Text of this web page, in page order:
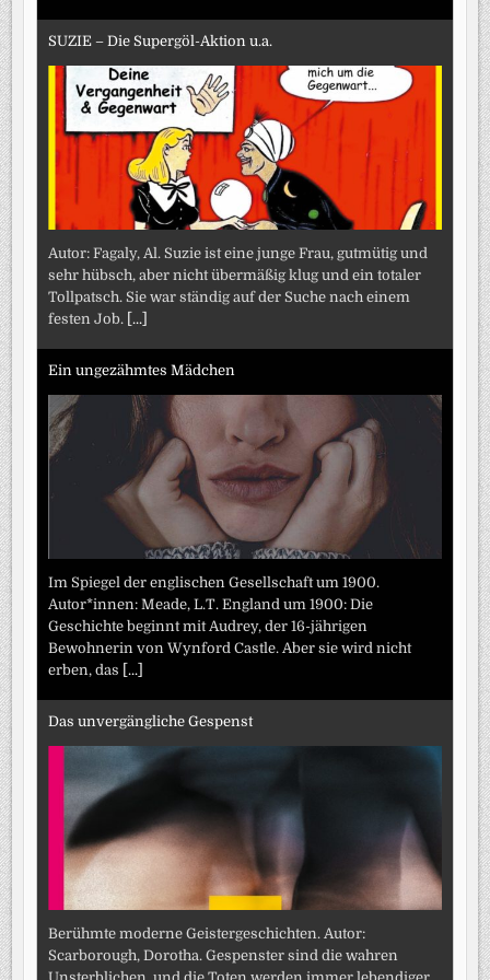
SUZIE – Die Supergöl-Aktion u.a.
Autor: Fagaly, Al. Suzie ist eine junge Frau, gutmütig und
sehr hübsch, aber nicht übermäßig klug und ein totaler
Tollpatsch. Sie war ständig auf der Suche nach einem
festen Job. [...]
Ein ungezähmtes Mädchen
Im Spiegel der englischen Gesellschaft um 1900.
Autor*innen: Meade, L.T. England um 1900: Die
Geschichte beginnt mit Audrey, der 16-jährigen
Bewohnerin von Wynford Castle. Aber sie wird nicht
erben, das [...]
Das unvergängliche Gespenst
Berühmte moderne Geistergeschichten. Autor:
Scarborough, Dorotha. Gespenster sind die wahren